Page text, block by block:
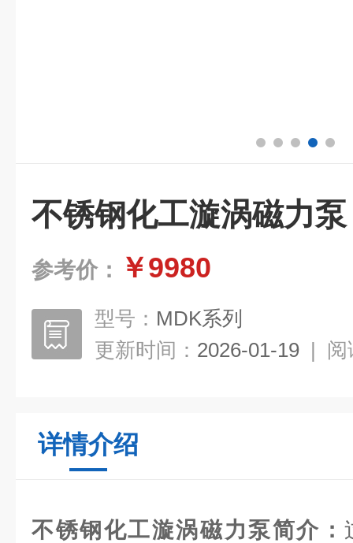
不锈钢化工漩涡磁力泵
参考价： ￥9980
型号： MDK系列
更新时间： 2026-01-19 | 阅
详情介绍
不锈钢化工漩涡磁力泵简介：